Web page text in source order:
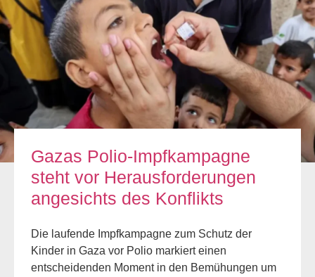
Gazas Polio-Impfkampagne
steht vor Herausforderungen
angesichts des Konflikts
Die laufende Impfkampagne zum Schutz der
Kinder in Gaza vor Polio markiert einen
entscheidenden Moment in den Bemühungen um